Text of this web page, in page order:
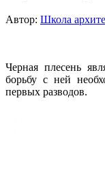
Автор: Школа
Черная плесень
борьбу с ней
первых разводов.